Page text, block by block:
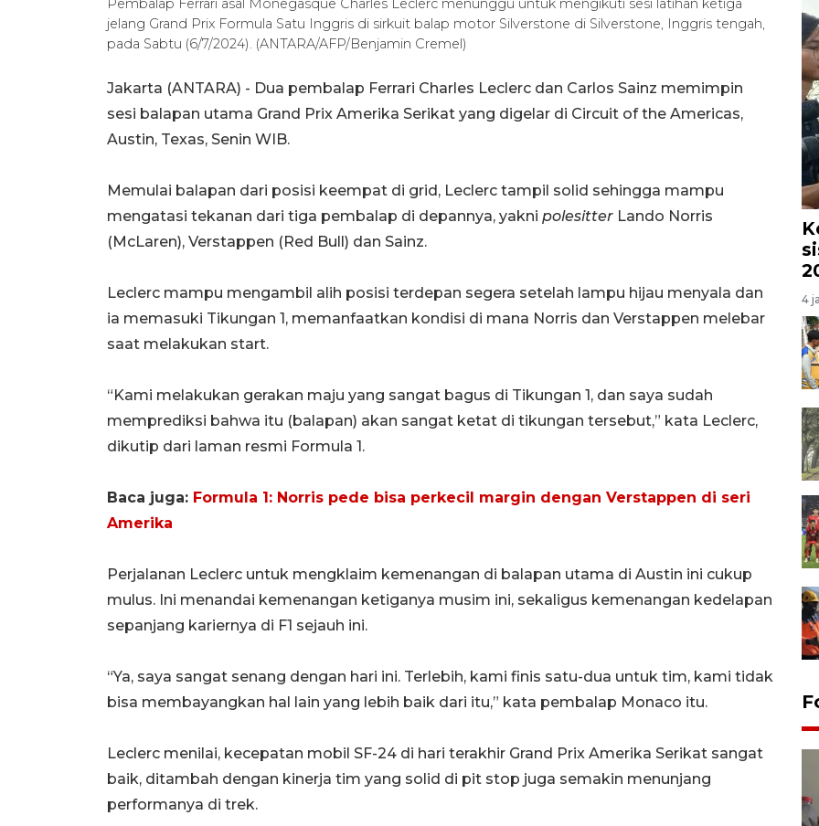
Pembalap Ferrari asal Monegasque Charles Leclerc menunggu untuk mengikuti sesi latihan ketiga
jelang Grand Prix Formula Satu Inggris di sirkuit balap motor Silverstone di Silverstone, Inggris tengah,
pada Sabtu (6/7/2024). (ANTARA/AFP/Benjamin Cremel)
Jakarta (ANTARA) - Dua pembalap Ferrari Charles Leclerc dan Carlos Sainz memimpin
sesi balapan utama Grand Prix Amerika Serikat yang digelar di Circuit of the Americas,
Austin, Texas, Senin WIB.
Memulai balapan dari posisi keempat di grid, Leclerc tampil solid sehingga mampu
mengatasi tekanan dari tiga pembalap di depannya, yakni polesitter Lando Norris
(McLaren), Verstappen (Red Bull) dan Sainz.
Leclerc mampu mengambil alih posisi terdepan segera setelah lampu hijau menyala dan
ia memasuki Tikungan 1, memanfaatkan kondisi di mana Norris dan Verstappen melebar
saat melakukan start.
“Kami melakukan gerakan maju yang sangat bagus di Tikungan 1, dan saya sudah
memprediksi bahwa itu (balapan) akan sangat ketat di tikungan tersebut,” kata Leclerc,
dikutip dari laman resmi Formula 1.
Baca juga: Formula 1: Norris pede bisa perkecil margin dengan Verstappen di seri
Amerika
Perjalanan Leclerc untuk mengklaim kemenangan di balapan utama di Austin ini cukup
mulus. Ini menandai kemenangan ketiganya musim ini, sekaligus kemenangan kedelapan
sepanjang kariernya di F1 sejauh ini.
“Ya, saya sangat senang dengan hari ini. Terlebih, kami finis satu-dua untuk tim, kami tidak
bisa membayangkan hal lain yang lebih baik dari itu,” kata pembalap Monaco itu.
Leclerc menilai, kecepatan mobil SF-24 di hari terakhir Grand Prix Amerika Serikat sangat
baik, ditambah dengan kinerja tim yang solid di pit stop juga semakin menunjang
performanya di trek.
4